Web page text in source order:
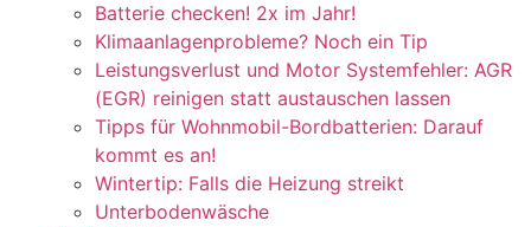
Batterie checken! 2x im Jahr!
Klimaanlagenprobleme? Noch ein Tip
Leistungsverlust und Motor Systemfehler: AGR
(EGR) reinigen statt austauschen lassen
Tipps für Wohnmobil-Bordbatterien: Darauf
kommt es an!
Wintertip: Falls die Heizung streikt
Unterbodenwäsche